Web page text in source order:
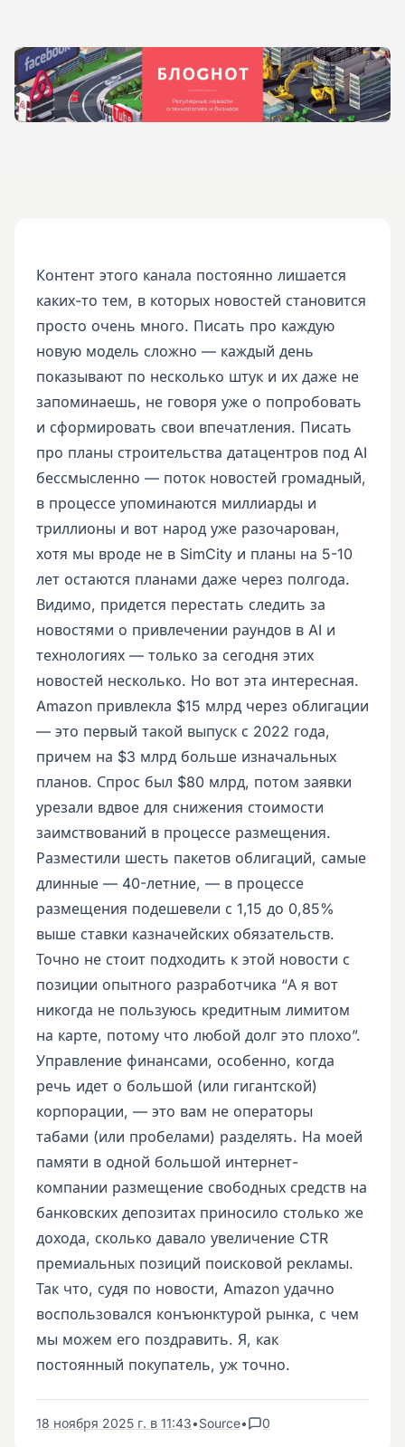
Контент этого канала постоянно лишается
каких-то тем, в которых новостей становится
просто очень много. Писать про каждую
новую модель сложно — каждый день
показывают по несколько штук и их даже не
запоминаешь, не говоря уже о попробовать
и сформировать свои впечатления. Писать
про планы строительства датацентров под AI
бессмысленно — поток новостей громадный,
в процессе упоминаются миллиарды и
триллионы и вот народ уже разочарован,
хотя мы вроде не в SimCity и планы на 5-10
лет остаются планами даже через полгода.
Видимо, придется перестать следить за
новостями о привлечении раундов в AI и
технологиях — только за сегодня этих
новостей несколько. Но вот эта интересная.
Amazon привлекла $15 млрд через облигации
— это первый такой выпуск с 2022 года,
причем на $3 млрд больше изначальных
планов. Спрос был $80 млрд, потом заявки
урезали вдвое для снижения стоимости
заимствований в процессе размещения.
Разместили шесть пакетов облигаций, самые
длинные — 40-летние, — в процессе
размещения подешевели с 1,15 до 0,85%
выше ставки казначейских обязательств.
Точно не стоит подходить к этой новости с
позиции опытного разработчика “А я вот
никогда не пользуюсь кредитным лимитом
на карте, потому что любой долг это плохо”.
Управление финансами, особенно, когда
речь идет о большой (или гигантской)
корпорации, — это вам не операторы
табами (или пробелами) разделять. На моей
памяти в одной большой интернет-
компании размещение свободных средств на
банковских депозитах приносило столько же
дохода, сколько давало увеличение CTR
премиальных позиций поисковой рекламы.
Так что, судя по новости, Amazon удачно
воспользовался конъюнктурой рынка, с чем
мы можем его поздравить. Я, как
постоянный покупатель, уж точно.
18 ноября 2025 г. в 11:43•Source• 0